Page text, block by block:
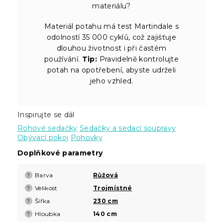
materiálu?
Materiál potahu má test Martindale s
odolností 35 000 cyklů, což zajišťuje
dlouhou životnost i při častém
používání. Tip: Pravidelně kontrolujte
potah na opotřebení, abyste udrželi
jeho vzhled.
Inspirujte se dál
Rohové sedačky Sedačky a sedací soupravy
Obývací pokoj Pohovky
Doplňkové parametry
? Barva Růžová
? Velikost Trojmístné
? Šířka 230 cm
? Hloubka 140 cm